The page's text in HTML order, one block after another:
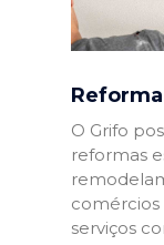
O Grifo
reformas
comércios
serviços